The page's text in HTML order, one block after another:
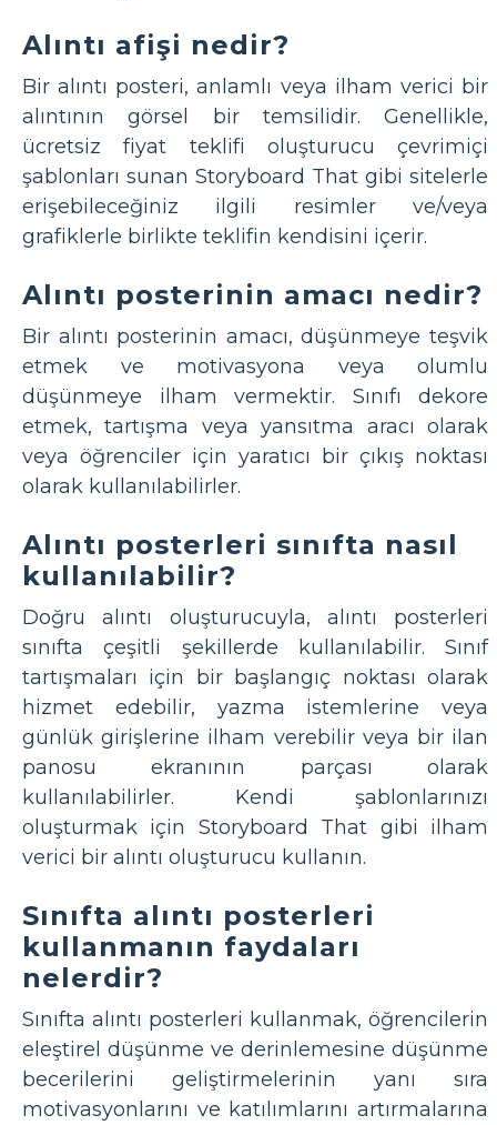
Alıntı afişi nedir?
Bir alıntı posteri, anlamlı veya ilham verici bir
alıntının görsel bir temsilidir. Genellikle,
ücretsiz fiyat teklifi oluşturucu çevrimiçi
şablonları sunan Storyboard That gibi sitelerle
erişebileceğiniz ilgili resimler ve/veya
grafiklerle birlikte teklifin kendisini içerir.
Alıntı posterinin amacı nedir?
Bir alıntı posterinin amacı, düşünmeye teşvik
etmek ve motivasyona veya olumlu
düşünmeye ilham vermektir. Sınıfı dekore
etmek, tartışma veya yansıtma aracı olarak
veya öğrenciler için yaratıcı bir çıkış noktası
olarak kullanılabilirler.
Alıntı posterleri sınıfta nasıl
kullanılabilir?
Doğru alıntı oluşturucuyla, alıntı posterleri
sınıfta çeşitli şekillerde kullanılabilir. Sınıf
tartışmaları için bir başlangıç noktası olarak
hizmet edebilir, yazma istemlerine veya
günlük girişlerine ilham verebilir veya bir ilan
panosu ekranının parçası olarak
kullanılabilirler. Kendi şablonlarınızı
oluşturmak için Storyboard That gibi ilham
verici bir alıntı oluşturucu kullanın.
Sınıfta alıntı posterleri
kullanmanın faydaları
nelerdir?
Sınıfta alıntı posterleri kullanmak, öğrencilerin
eleştirel düşünme ve derinlemesine düşünme
becerilerini geliştirmelerinin yanı sıra
motivasyonlarını ve katılımlarını artırmalarına